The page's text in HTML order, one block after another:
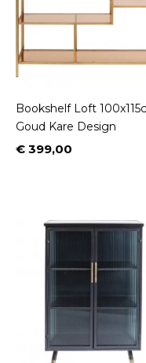
Bookshelf Loft
Goud Kare Design
Prijs
€ 399,00